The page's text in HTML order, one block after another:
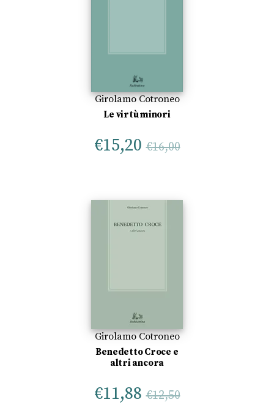
Girolamo Cotroneo
Le virtù minori
€15,20 €16,00
Girolamo Cotroneo
Benedetto Croce e
altri ancora
€11,88 €12,50